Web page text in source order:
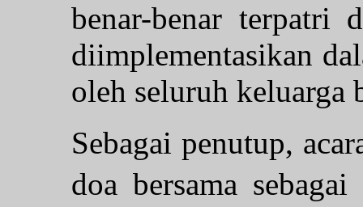
benar-benar terpatri
diimplementasikan
oleh seluruh keluarga
Sebagai penutup,
doa bersama